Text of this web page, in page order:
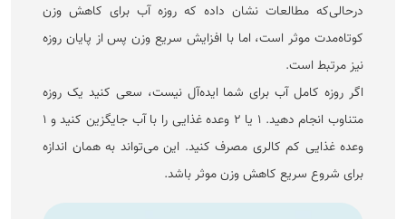
درحالی‌که مطالعات نشان داده که روزه آب برای کاهش وزن
کوتاه‌مدت موثر است، اما با افزایش سریع وزن پس از پایان روزه
نیز مرتبط است.
اگر روزه کامل آب برای شما ایده‌آل نیست، سعی کنید یک روزه
متناوب انجام دهید. ۱ یا ۲ وعده غذایی را با آب جایگزین کنید و ۱
وعده غذایی کم کالری مصرف کنید. این می‌تواند به همان اندازه
برای شروع سریع کاهش وزن موثر باشد.